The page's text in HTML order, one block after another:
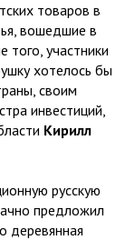
товаров в
вошедшие в
того, участники
хотелось бы
своим
инвестиций,
Кирилл
русскую
предложил
деревянная